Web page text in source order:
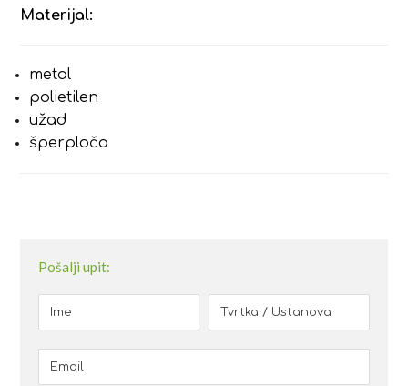
Materijal:
metal
polietilen
užad
šperploča
Pošalji upit: